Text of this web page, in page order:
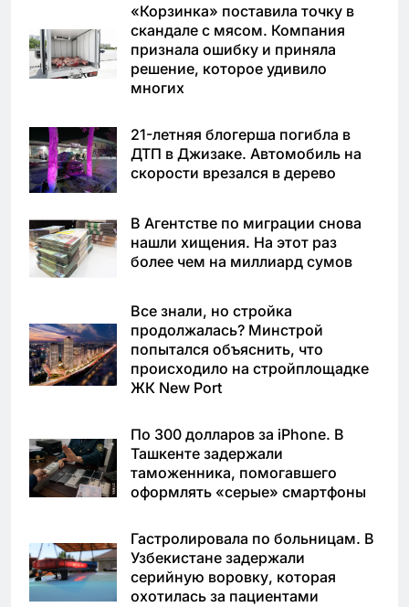
«Корзинка» поставила точку в
скандале с мясом. Компания
признала ошибку и приняла
решение, которое удивило
многих
21-летняя блогерша погибла в
ДТП в Джизаке. Автомобиль на
скорости врезался в дерево
В Агентстве по миграции снова
нашли хищения. На этот раз
более чем на миллиард сумов
Все знали, но стройка
продолжалась? Минстрой
попытался объяснить, что
происходило на стройплощадке
ЖК New Port
По 300 долларов за iPhone. В
Ташкенте задержали
таможенника, помогавшего
оформлять «серые» смартфоны
Гастролировала по больницам. В
Узбекистане задержали
серийную воровку, которая
охотилась за пациентами